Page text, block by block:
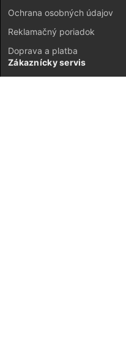
Ochrana osobných údajov
Reklamačný poriadok
Doprava a platba
Zákaznícky servis